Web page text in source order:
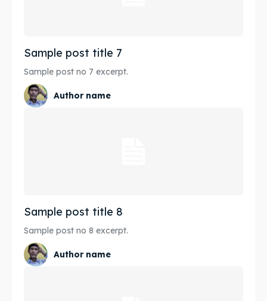
Sample post title 7
Sample post no 7 excerpt.
Author name
Sample post title 8
Sample post no 8 excerpt.
Author name